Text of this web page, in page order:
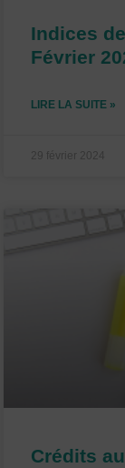
Indices
Février
LIRE LA SUITE »
29 février 2024
Crédits